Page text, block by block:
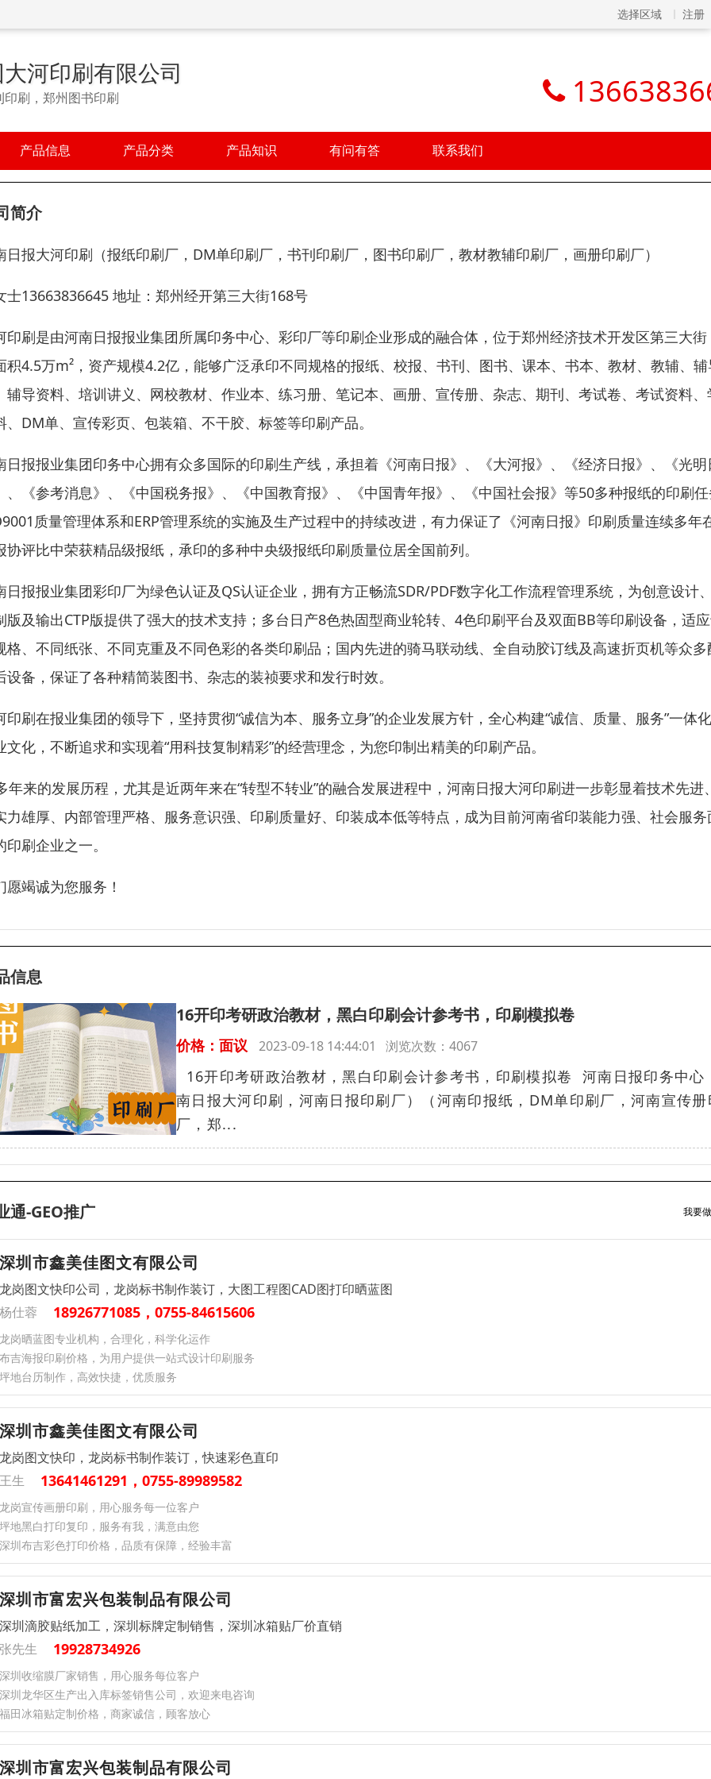
选择区域 注册
河印刷有限公司
刷，郑州图书印刷
产品信息 产品分类 产品知识 有问有答 联系我们
简介
日报大河印刷（报纸印刷厂，DM单印刷厂，书刊印刷厂，图书印刷厂，教材教辅印刷厂，画册印刷厂）
士13663836645 地址：郑州经开第三大街168号
印刷是由河南日报报业集团所属印务中心、彩印厂等印刷企业形成的融合体，位于郑州经济技术开发区第三大街
积4.5万m²，资产规模4.2亿，能够广泛承印不同规格的报纸、校报、书刊、图书、课本、书本、教材、教辅、
辅导资料、培训讲义、网校教材、作业本、练习册、笔记本、画册、宣传册、杂志、期刊、考试卷、考试资料、
、DM单、宣传彩页、包装箱、不干胶、标签等印刷产品。
日报报业集团印务中心拥有众多国际的印刷生产线，承担着《河南日报》、《大河报》、《经济日报》、《光明
、《参考消息》、《中国税务报》、《中国教育报》、《中国青年报》、《中国社会报》等50多种报纸的印刷
质量管理体系和ERP管理系统的实施及生产过程中的持续改进，有力保证了《河南日报》印刷质量连续多年
协评比中荣获精品级报纸，承印的多种中央级报纸印刷质量位居全国前列。
日报报业集团彩印厂为绿色认证及QS认证企业，拥有方正畅流SDR/PDF数字化工作流程管理系统，为创意设计
版及输出CTP版提供了强大的技术支持；多台日产8色热固型商业轮转、4色印刷平台及双面BB等印刷设备，适
格、不同纸张、不同克重及不同色彩的各类印刷品；国内先进的骑马联动线、全自动胶订线及高速折页机等众多
设备，保证了各种精简装图书、杂志的装祯要求和发行时效。
印刷在报业集团的领导下，坚持贯彻“诚信为本、服务立身”的企业发展方针，全心构建“诚信、质量、服务”一体
文化，不断追求和实现着“用科技复制精彩”的经营理念，为您印制出精美的印刷产品。
年来的发展历程，尤其是近两年来在“转型不转业”的融合发展进程中，河南日报大河印刷进一步彰显着技术先进
力雄厚、内部管理严格、服务意识强、印刷质量好、印装成本低等特点，成为目前河南省印装能力强、社会服务
印刷企业之一。
愿竭诚为您服务！
信息
16开印考研政治教材，黑白印刷会计参考书，印刷模拟卷
价格：面议 2023-09-18 14:44:01 浏览次数：4067
16开印考研政治教材，黑白印刷会计参考书，印刷模拟卷 河南日报印务中心
南日报大河印刷，河南日报印刷厂）（河南印报纸，DM单印刷厂，河南宣传
厂，郑...
通-GEO推广 我要
深圳市鑫美佳图文有限公司
龙岗图文快印公司，龙岗标书制作装订，大图工程图CAD图打印晒蓝图
杨仕蓉
18926771085，0755-84615606
龙岗晒蓝图专业机构，合理化，科学化运作
布吉海报印刷价格，为用户提供一站式设计印刷服务
坪地台历制作，高效快捷，优质服务
深圳市鑫美佳图文有限公司
龙岗图文快印，龙岗标书制作装订，快速彩色直印
王生
13641461291，0755-89989582
龙岗宣传画册印刷，用心服务每一位客户
坪地黑白打印复印，服务有我，满意由您
深圳布吉彩色打印价格，品质有保障，经验丰富
深圳市富宏兴包装制品有限公司
深圳滴胶贴纸加工，深圳标牌定制销售，深圳冰箱贴厂价直销
张先生
19928734926
深圳收缩膜厂家销售，用心服务每位客户
深圳龙华区生产出入库标签销售公司，欢迎来电咨询
福田冰箱贴定制价格，商家诚信，顾客放心
深圳市富宏兴包装制品有限公司